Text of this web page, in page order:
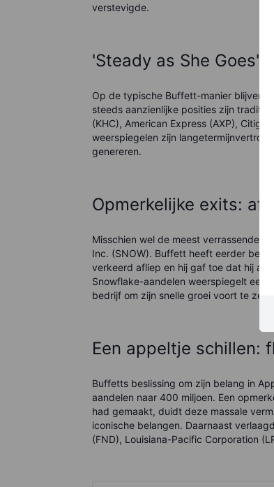
verstevigde.
'Steady as She
Op de typische Buffett-manier blijven
steeds aanzienlijke posities zijn
(KHC), American Express (AXP),
weerspiegelen zijn
genereren.
Opmerkelijke exits:
Misschien wel de meest verrassende
Inc. (SNOW). Buffett heeft eerder
verkeerd afliep en hij gaf toe dat hij
Snowflake-aandelen weerspiegelt een
bedrijf om zijn snelle groei voort te
Een appeltje schillen:
Buffetts beslissing om zijn belang in
aandelen naar 400 miljoen. Een
had gemaakt, duidt deze massale
iconische belangen. Daarnaast
(FND), Louisiana-Pacific Corporation